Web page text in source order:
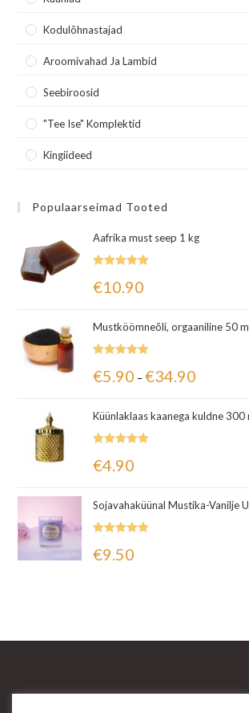
Kodulõhnastajad
Aroomivahad Ja Lambid
Seebiroosid
"Tee Ise" Komplektid
Kingiideed
Populaarseimad Tooted
Aafrika must seep 1 kg
5.00/ 5
€10.90
Mustköömneõli, orgaaniline 50
5.00 / 5
€5.90 – €34.90
Küünlaklaas kaanega kuldne 300
5.00/ 5
€4.90
Sojavahaküünal Mustika-Vanilje
5.00 / 5
€9.50